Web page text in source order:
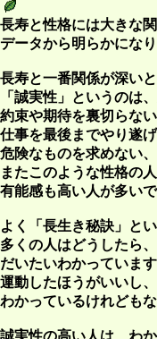
長寿と性格には大きな
データから明らかにな
長寿と一番関係が深い
「誠実性」というのは
約束や期待を裏切らな
仕事を最後までやり遂
危険なものを求めない
またこのような性格の
有能感も高い人が多い
よく「長生き秘訣」と
多くの人はどうしたら
だいたいわかっていま
運動したほうがいいし
わかっているけれども
誠実性の高い人は、わ